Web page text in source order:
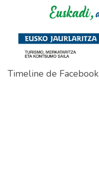
Timeline de Facebook